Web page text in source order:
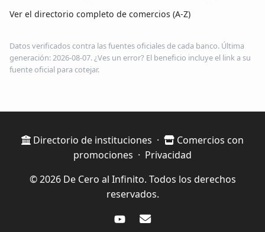
Ver el directorio completo de comercios (A-Z)
Datos verificados contra las fuentes oficiales de cada banco. Última
generación: 2026-08-07. ¿Ves un error? El beneficio incluye el link a su
fuente oficial para cotejar.
Directorio de instituciones ·
Comercios con
promociones · Privacidad
© 2026 De Cero al Infinito. Todos los derechos
reservados.